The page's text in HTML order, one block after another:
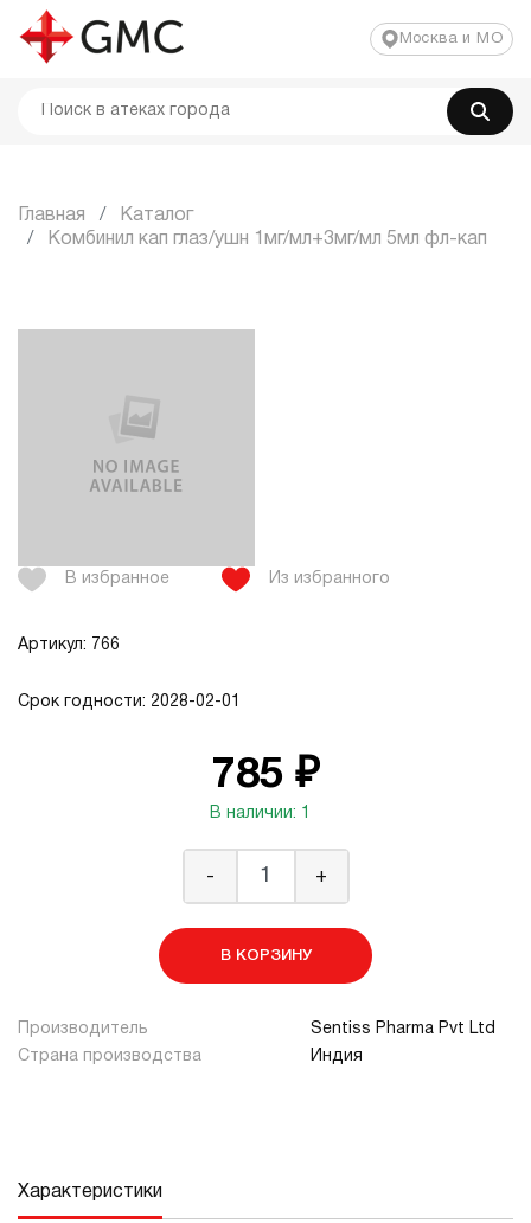
Москва и МО
Главная
Каталог
Комбинил кап глаз/ушн 1мг/мл+3мг/мл 5мл фл-кап
В избранное Из избранного
Артикул: 766
Срок годности: 2028-02-01
785 ₽
В наличии: 1
- +
В КОРЗИНУ
Производитель
Sentiss Pharma Pvt Ltd
Страна производства
Индия
Характеристики